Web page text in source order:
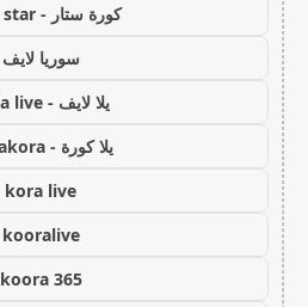
كورة ستار - kora star
سوريا لايف
يلا لايف - yalla live
يلا كورة - yallakora
kora live
kooralive
koora 365